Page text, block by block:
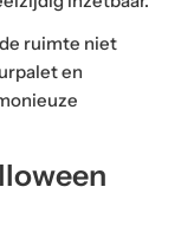
ruimte niet
en